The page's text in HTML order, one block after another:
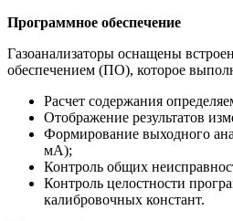
Программное обеспечение
Газоанализаторы оснащены
обеспечением (ПО), которое
Расчет содержания
Отображение результатов
Формирование выходного
мА);
Контроль общих
Контроль целостности
калибровочных констант.